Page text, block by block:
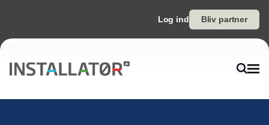
Log ind Bliv partner